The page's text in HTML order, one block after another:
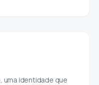
uma identidade que